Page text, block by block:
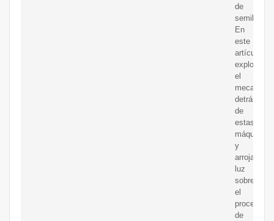
de
semillas?
En
este
artículo,
el
detrás
de
estas
máquinas
y
luz
sobre
el
proceso
de